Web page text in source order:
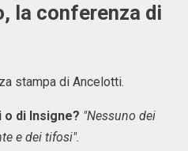
la conferenza di
stampa di Ancelotti.
o di Insigne? "Nessuno dei
e dei tifosi".